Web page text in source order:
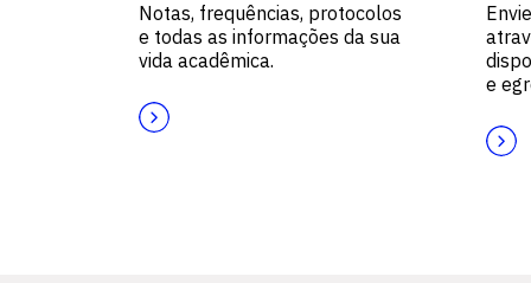
Notas, frequências, protocolos
e todas as informações da sua
vida acadêmica.
e